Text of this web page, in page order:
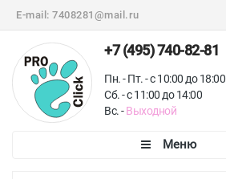
E-mail: 7408281@mail.ru
+7 (495) 740-82-81
Пн. - Пт. - с 10:00 до 18:00
Сб. - с 11:00 до 14:00
Вс. -Выходной